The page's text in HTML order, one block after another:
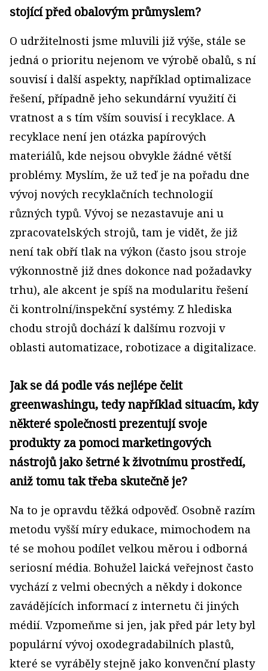
stojící před obalovým průmyslem?
O udržitelnosti jsme mluvili již výše, stále se
jedná o prioritu nejenom ve výrobě obalů, s ní
souvisí i další aspekty, například optimalizace
řešení, případně jeho sekundární využití či
vratnost a s tím vším souvisí i recyklace. A
recyklace není jen otázka papírových
materiálů, kde nejsou obvykle žádné větší
problémy. Myslím, že už teď je na pořadu dne
vývoj nových recyklačních technologií
různých typů. Vývoj se nezastavuje ani u
zpracovatelských strojů, tam je vidět, že již
není tak obří tlak na výkon (často jsou stroje
výkonnostně již dnes dokonce nad požadavky
trhu), ale akcent je spíš na modularitu řešení
či kontrolní/inspekční systémy. Z hlediska
chodu strojů dochází k dalšímu rozvoji v
oblasti automatizace, robotizace a digitalizace.
Jak se dá podle vás nejlépe čelit
greenwashingu, tedy například situacím, kdy
některé společnosti prezentují svoje
produkty za pomoci marketingových
nástrojů jako šetrné k životnímu prostředí,
aniž tomu tak třeba skutečně je?
Na to je opravdu těžká odpověď. Osobně razím
metodu vyšší míry edukace, mimochodem na
té se mohou podílet velkou měrou i odborná
seriosní média. Bohužel laická veřejnost často
vychází z velmi obecných a někdy i dokonce
zavádějících informací z internetu či jiných
médií. Vzpomeňme si jen, jak před pár lety byl
populární vývoj oxodegradabilních plastů,
které se vyráběly stejně jako konvenční plasty